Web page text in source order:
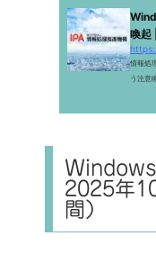
喚起
人...
情報処
う注意
2025年
間）